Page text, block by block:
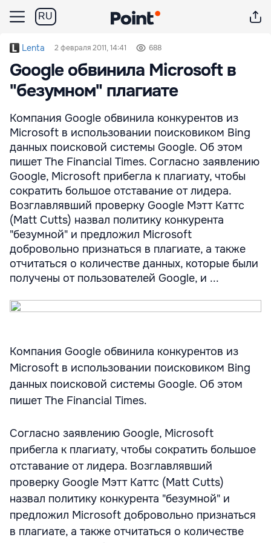
RU
Lenta 2 февраля 2011, 14:41 688
Google обвинила Microsoft в
"безумном" плагиате
Компания Google обвинила конкурентов из
Microsoft в использовании поисковиком Bing
данных поисковой системы Google. Об этом
пишет The Financial Times. Согласно заявлению
Google, Microsoft прибегла к плагиату, чтобы
сократить большое отставание от лидера.
Возглавлявший проверку Google Мэтт Каттс
(Matt Cutts) назвал политику конкурента
"безумной" и предложил Microsoft
добровольно признаться в плагиате, а также
отчитаться о количестве данных, которые были
получены от пользователей Google, и ...
Компания Google обвинила конкурентов из
Microsoft в использовании поисковиком Bing
данных поисковой системы Google. Об этом
пишет The Financial Times.
Согласно заявлению Google, Microsoft
прибегла к плагиату, чтобы сократить большое
отставание от лидера. Возглавлявший
проверку Google Мэтт Каттс (Matt Cutts)
назвал политику конкурента "безумной" и
предложил Microsoft добровольно признаться
в плагиате, а также отчитаться о количестве